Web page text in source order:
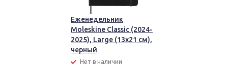
Еженедельник
Moleskine Classic (2024-
2025), Large (13x21 см),
черный
Нет в наличии